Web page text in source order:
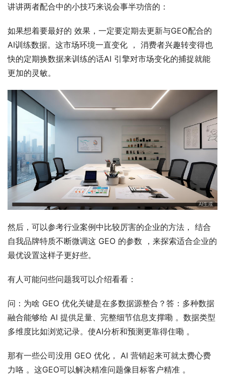
讲讲两者配合中的小技巧来说会事半功倍的：
如果想着要最好的 效果，一定要定期去更新与GEO配合的
AI训练数据。这市场环境一直变化 ， 消费者兴趣转变得也
快的定期换数据来训练的话AI 引擎对市场变化的捕捉就能
更加的灵敏。
然后，可以参考行业案例中比较厉害的企业的方法， 结合
自我品牌特质不断微调这 GEO 的参数 ，来探索适合企业的
最优设置这样子更好些。
有人可能问些问题我可以介绍看看：
问：为啥 GEO 优化关键是在多数据源整合？答：多种数据
融合能够给 AI 提供足量、完整细节信息支撑嘞 。数据类型
多维度比如浏览记录。使AI分析和预测更靠得住嘞 。
那有一些公司没用 GEO 优化， AI 营销起来可就太费心费
力咯 。这GEO可以解决精准问题像目标客户精准 。